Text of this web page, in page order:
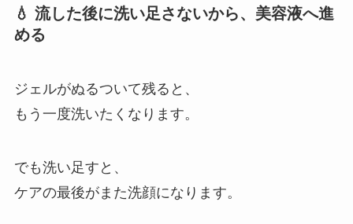
💧 流した後に洗い足さないから、美容液へ進
める
ジェルがぬるついて残ると、
もう一度洗いたくなります。
でも洗い足すと、
ケアの最後がまた洗顔になります。